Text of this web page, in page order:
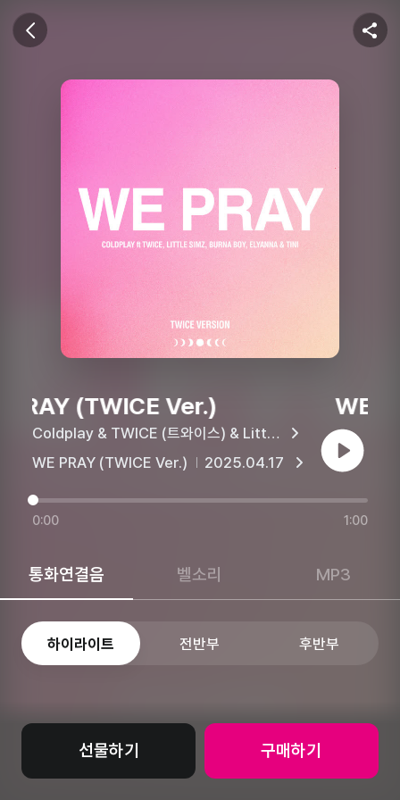
U+뮤직벨링
이전 화면
공유
(TWICE Ver.) WE
Coldplay & TWICE (트와이스) & Little Simz & Burna Boy & Elyanna & TINI
WE PRAY (TWICE Ver.)
2025.04.17 재생
0:00 1:00
통화연결음 벨소리 MP3
하이라이트 전반부 후반부
선물하기 구매하기